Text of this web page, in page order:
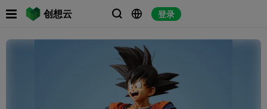
创想云   登录
 